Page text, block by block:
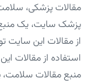
مقالات پزشکی،
پزشک سایت، یک
از مقالات این
استفاده از مقالات
منبع مقالات